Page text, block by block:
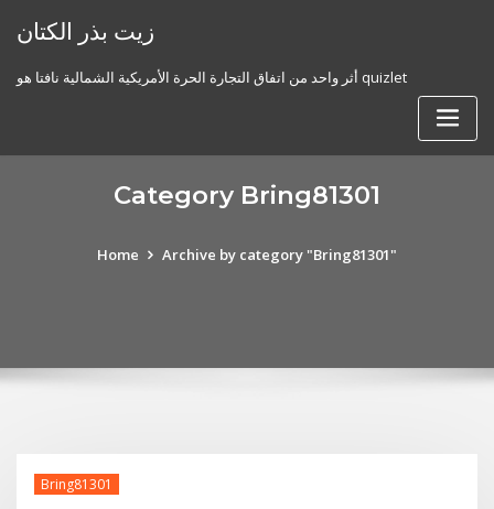
زيت بذر الكتان
أثر واحد من اتفاق التجارة الحرة الأمريكية الشمالية نافتا هو quizlet
Category Bring81301
Home Archive by category "Bring81301"
Bring81301